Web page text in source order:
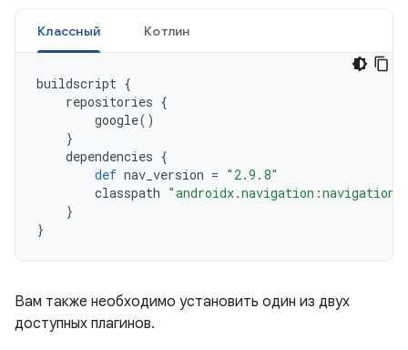
Классный Котлин
buildscript {
repositories {
google()
}
dependencies {
def nav_version = "2.9.8"
classpath
}
}
Вам также необходимо установить один из двух
доступных плагинов.